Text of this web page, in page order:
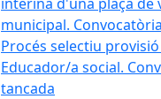
municipal.
Procés selectiu
Educador/a social.
tancada